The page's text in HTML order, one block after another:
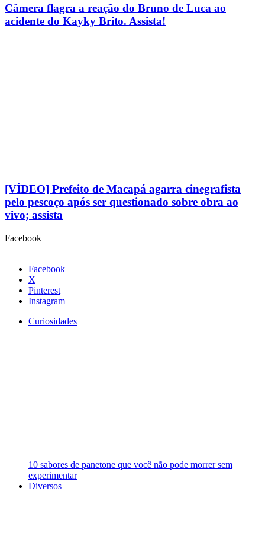
Câmera flagra a reação do Bruno de Luca ao
acidente do Kayky Brito. Assista!
[VÍDEO] Prefeito de Macapá agarra cinegrafista
pelo pescoço após ser questionado sobre obra ao
vivo; assista
Facebook
Facebook
X
Pinterest
Instagram
Curiosidades
10 sabores de panetone que você não pode morrer sem
experimentar
Diversos